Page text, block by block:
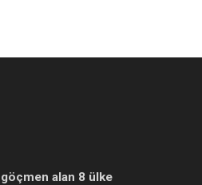
göçmen alan 8 ülke